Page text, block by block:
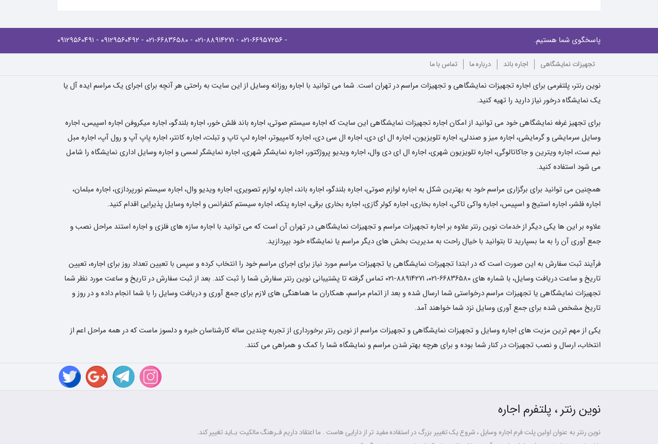
پاسخگوی شما هستیم. - ۰۲۱-۶۶۹۵۷۲۵۶ - ۰۲۱-۸۸۹۱۴۲۷۱ - ۰۲۱-۶۶۸۳۶۵۸۰ - ۰۹۱۲۹۵۶۰۴۹۲ - ۰۹۱۲۹۵۶۰۴۹۱
تجهیزات نمایشگاهی اجاره باند درباره ما تماس با ما
نوین رنتر، پلتفرمی برای اجاره تجهیزات نمایشگاهی و تجهیزات مراسم در تهران است. شما می توانید با اجاره روزانه وسایل از این سایت به راحتی هر آنچه برای اجرای یک مراسم ایده آل یا
یک نمایشگاه درخور نیاز دارید را تهیه کنید.
برای تجهیز غرفه نمایشگاهی خود می توانید از امکان اجاره تجهیزات نمایشگاهی این سایت که اجاره سیستم صوتی، اجاره باند فلش خور، اجاره بلندگو، اجاره میکروفن اجاره اسپیس، اجاره
وسایل سرمایشی و گرمایشی، اجاره میز و صندلی، اجاره تلویزیون، اجاره ال ای دی، اجاره ال سی دی، اجاره کامپیوتر، اجاره لپ تاپ و تبلت، اجاره کانتر، اجاره پاپ آپ و رول آپ، اجاره مبل
نیم ست، اجاره ویترین و جاکاتالوگی، اجاره تلویزیون شهری، اجاره ال ای دی وال، اجاره ویدیو پروژکتور، اجاره نمایشگر شهری، اجاره نمایشگر لمسی و اجاره وسایل اداری نمایشگاه را شامل
می شود استفاده کنید.
همچنین می توانید برای برگزاری مراسم خود به بهترین شکل به اجاره لوازم صوتی، اجاره بلندگو، اجاره باند، اجاره لوازم تصویری، اجاره ویدیو وال، اجاره سیستم نورپردازی، اجاره مبلمان،
اجاره فلشر، اجاره استیج و اسپیس، اجاره واکی تاکی، اجاره بخاری، اجاره کولر گازی، اجاره بخاری برقی، اجاره پنکه، اجاره سیستم کنفرانس و اجاره وسایل پذیرایی اقدام کنید.
علاوه بر این ها یکی دیگر از خدمات نوین رنتر علاوه بر اجاره تجهیزات مراسم و تجهیزات نمایشگاهی در تهران آن است که می توانید با اجاره سازه های فلزی و اجاره استند مراحل نصب و
جمع آوری آن را به ما بسپارید تا بتوانید با خیال راحت به مدیریت بخش های دیگر مراسم یا نمایشگاه خود بپردازید.
فرآیند ثبت سفارش به این صورت است که در ابتدا تجهیزات نمایشگاهی یا تجهیزات مراسم مورد نیاز برای اجرای مراسم خود را انتخاب کرده و سپس با تعیین تعداد روز برای اجاره، تعیین
تاریخ و ساعت دریافت وسایل، با شماره های ۶۶۸۳۶۵۸۰-۰۲۱، ۸۸۹۱۴۲۷۱-۰۲۱ تماس گرفته تا پشتیبانی نوین رنتر سفارش شما را ثبت کند. بعد از ثبت سفارش در تاریخ و ساعت مورد نظر شما
تجهیزات نمایشگاهی یا تجهیزات مراسم درخواستی شما ارسال شده و بعد از اتمام مراسم، همکاران ما هماهنگی های لازم برای جمع آوری و دریافت وسایل را با شما انجام داده و در روز و
تاریخ مشخص شده برای جمع آوری وسایل نزد شما خواهند آمد.
یکی از مهم ترین مزیت های اجاره وسایل و تجهیزات نمایشگاهی و تجهیزات مراسم از نوین رنتر برخورداری از تجربه چندین ساله کارشناسان خبره و دلسوز ماست که در همه مراحل اعم از
انتخاب، ارسال و نصب تجهیزات در کنار شما بوده و برای هرچه بهتر شدن مراسم و نمایشگاه شما را کمک و همراهی می کنند.
نوین رنتر ، پلتفرم اجاره
نوین رنتر به عنوان اولین پلت فرم اجاره وسایل ، شروع یک تغییر بزرگ در استفاده مفید تر از دارایی هاست . ما اعتقاد داریم فـرهنگ مالکیت بـاید تغییر کند.